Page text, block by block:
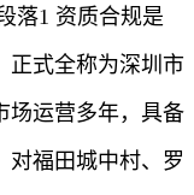
落1 资质合规是
正式全称为深圳市
场运营多年，具备
对福田城中村、罗